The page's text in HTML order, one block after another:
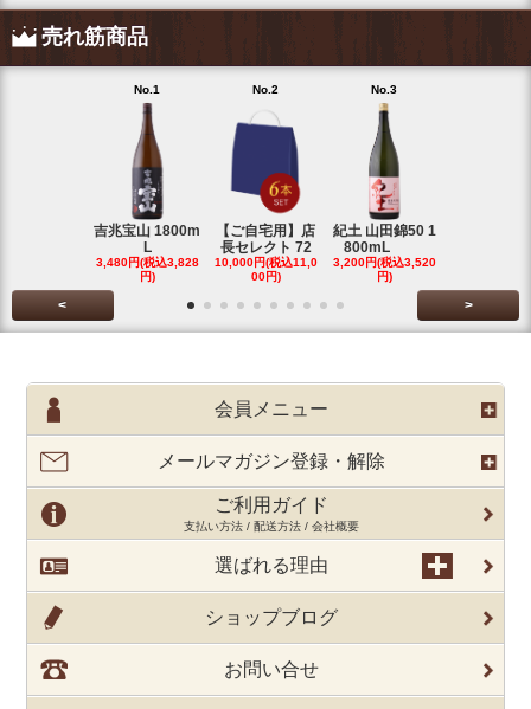
売れ筋商品
No.1
吉兆宝山 1800m
L
3,480円(税込3,828
円)
No.2
【ご自宅用】店
長セレクト 72
10,000円(税込11,0
00円)
No.3
紀土 山田錦50 1
800mL
3,200円(税込3,520
円)
< >
会員メニュー
メールマガジン登録・解除
ご利用ガイド
支払い方法 / 配送方法 / 会社概要
選ばれる理由
ショップブログ
お問い合せ